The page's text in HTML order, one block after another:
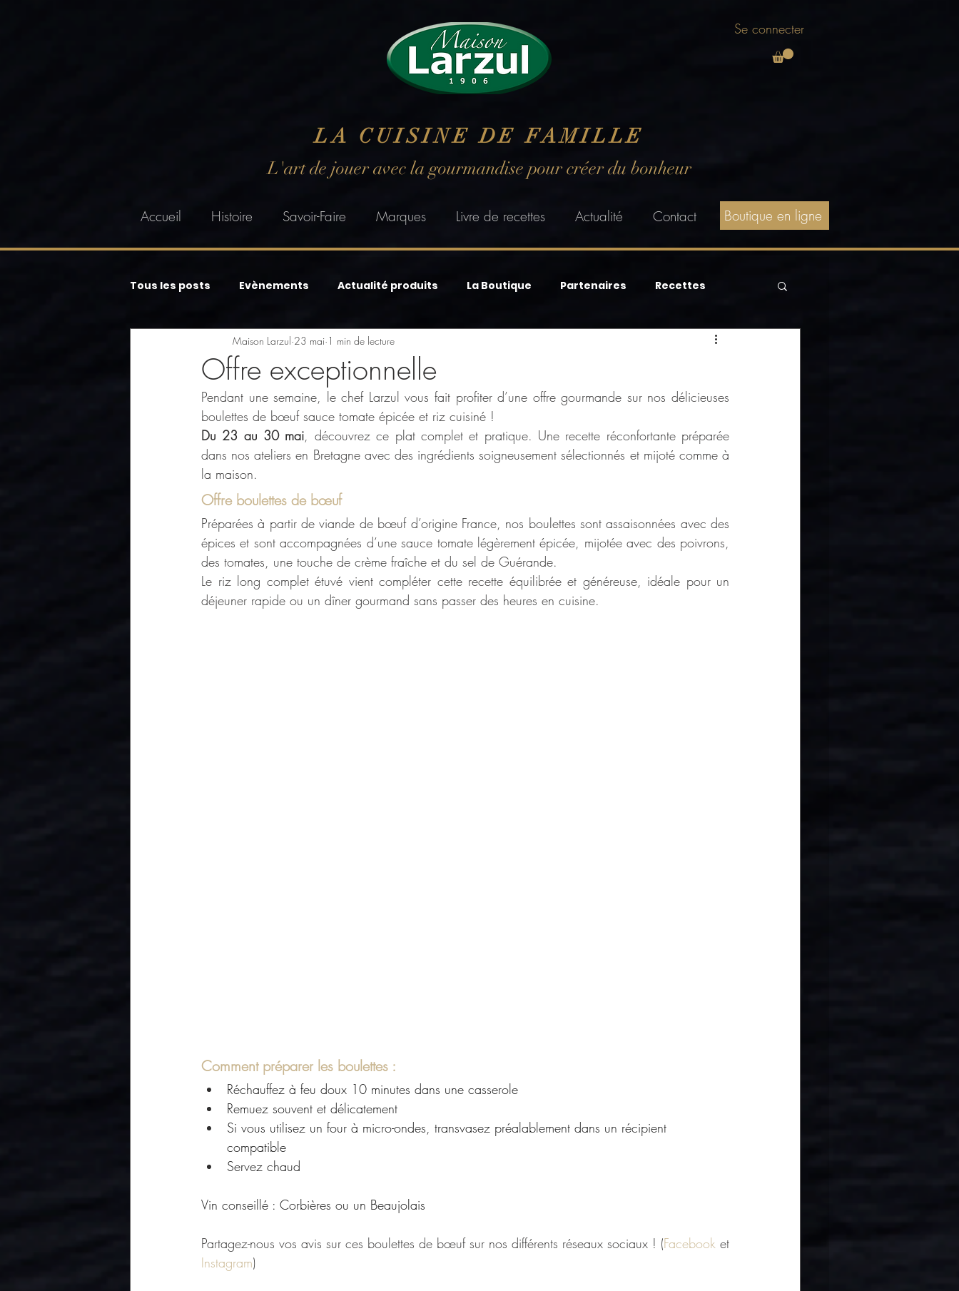
Se connecter
LA CUISINE DE FAMILLE
L'art de jouer avec la gourmandise pour créer du bonheur
Accueil Histoire Savoir-Faire Marques Livre de recettes Actualité Contact Boutique en ligne
Tous les posts Evènements Actualité produits La Boutique Partenaires Recettes
Offre exceptionnelle
Maison Larzul 23 mai 1 min de lecture
Pendant une semaine, le chef Larzul vous fait profiter d’une offre gourmande sur nos délicieuses
boulettes de bœuf sauce tomate épicée et riz cuisiné !
Du 23 au 30 mai, découvrez ce plat complet et pratique. Une recette réconfortante préparée
dans nos ateliers en Bretagne avec des ingrédients soigneusement sélectionnés et mijoté comme à
la maison.
Offre boulettes de bœuf
Préparées à partir de viande de bœuf d’origine France, nos boulettes sont assaisonnées avec des
épices et sont accompagnées d’une sauce tomate légèrement épicée, mijotée avec des poivrons,
des tomates, une touche de crème fraîche et du sel de Guérande.
Le riz long complet étuvé vient compléter cette recette équilibrée et généreuse, idéale pour un
déjeuner rapide ou un dîner gourmand sans passer des heures en cuisine.
Comment préparer les boulettes :
Réchauffez à feu doux 10 minutes dans une casserole
Remuez souvent et délicatement
Si vous utilisez un four à micro-ondes, transvasez préalablement dans un récipient
compatible
Servez chaud
Vin conseillé : Corbières ou un Beaujolais
Partagez-nous vos avis sur ces boulettes de bœuf sur nos différents réseaux sociaux ! (Facebook
Instagram)